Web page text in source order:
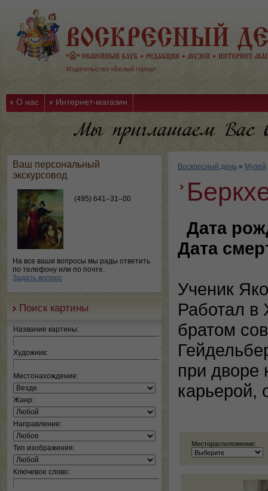
Издательство «Белый город»
О нас Интернет-магазин
Ваш персональный
экскурсовод
(495) 641–31–00
На все ваши вопросы мы рады ответить
по телефону или по почте.
Задать вопрос
Поиск картины
Название картины:
Художник:
Местонахождение:
Жанр:
Направление:
Тип изображения:
Ключевое слово:
Воскресный день » Музей
Дата
Дата
Ученик
Работал в
братом
при дворе
карьерой,
Месторасположение: